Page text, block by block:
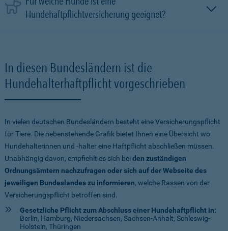
Hundehaftpflichtversicherung geeignet?
In diesen Bundesländern ist die
Hundehalterhaftpflicht vorgeschrieben
In vielen deutschen Bundesländern besteht eine Versicherungspflicht
für Tiere. Die nebenstehende Grafik bietet Ihnen eine Übersicht wo
Hundehalterinnen und -halter eine Haftpflicht abschließen müssen.
Unabhängig davon, empfiehlt es sich beiden zuständigen
Ordnungsämtern nachzufragen oder sich auf der Webseite des
jeweiligen Bundeslandes zu informieren, welche Rassen von der
Versicherungspflicht betroffen sind.
Gesetzliche Pflicht zum Abschluss einer Hundehaftpflicht in:
Berlin, Hamburg, Niedersachsen, Sachsen-Anhalt, Schleswig-
Holstein, Thüringen